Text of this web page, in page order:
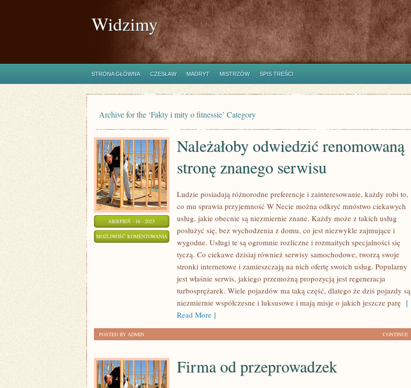
Widzimy
STRONA GŁÓWNA CZESŁAW MADRYT MISTRZÓW SPIS TREŚCI
Archive for the ‘Fakty i mity o fitnessie’ Category
SIERPIEŃ - 16 - 2025
MOŻLIWOŚĆ KOMENTOWANIA NALEŻAŁOBY
ODWIEDZIĆ
RENOMOWANĄ
Należałoby odwiedzić renomowaną
stronę znanego serwisu
Ludzie posiadają różnorodne preferencje i zainteresowanie, każdy robi to,
co mu sprawia przyjemność W Necie można odkryć mnóstwo ciekawych
usług, jakie obecnie są niezmiernie znane. Każdy może z takich usług
posłużyć się, bez wychodzenia z domu, co jest niezwykle zajmujące i
wygodne. Usługi te są ogromnie rozliczne i rozmaitych specjalności się
tyczą. Co ciekawe dzisiaj również serwisy samochodowe, tworzą swoje
stronki internetowe i zamieszczają na nich ofertę swoich usług. Popularny
jest właśnie serwis, jakiego przemożną propozycją jest regeneracja
turbosprężarek. Wiele pojazdów ma taką część, dlatego że dziś pojazdy są
niezmiernie współczesne i luksusowe i mają misje o jakich jeszcze parę [
Read More ]
CONTINUE
POSTED BY ADMIN
Firma od przeprowadzek